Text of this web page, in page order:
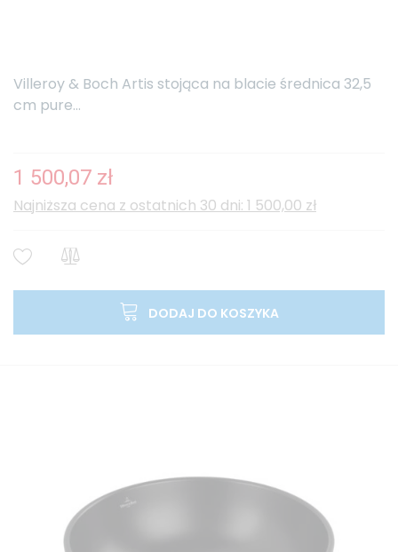
Villeroy & Boch Artis stojąca na blacie średnica 32,5
cm pure...
1 500,07 zł
Najniższa cena z ostatnich 30 dni: 1 500,00 zł
DODAJ DO KOSZYKA